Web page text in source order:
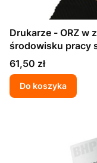
Drukarze - ORZ w
środowisku pracy
biologicznych
Cena
61,50 zł
Do koszyka